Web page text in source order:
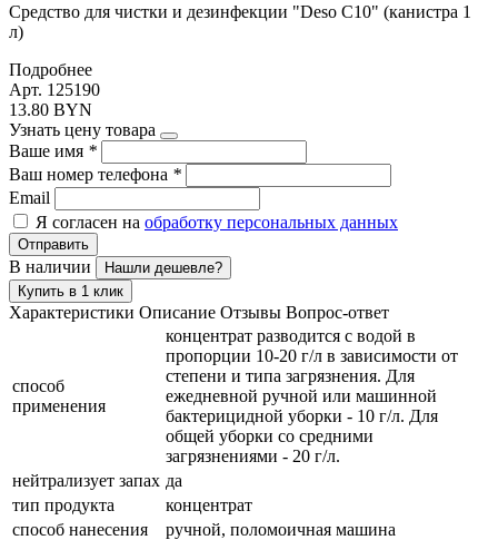
Средство для чистки и дезинфекции "Deso C10" (канистра 1
л)
Подробнее
Арт. 125190
13.80 BYN
Узнать цену товара
Ваше имя *
Ваш номер телефона *
Email
Я согласен на обработку персональных данных
Отправить
В наличии
Нашли дешевле?
Купить в 1 клик
Характеристики Описание Отзывы Вопрос-ответ
способ
применения
концентрат разводится с водой в
пропорции 10-20 г/л в зависимости от
степени и типа загрязнения. Для
ежедневной ручной или машинной
бактерицидной уборки - 10 г/л. Для
общей уборки со средними
загрязнениями - 20 г/л.
нейтрализует запах да
тип продукта
концентрат
способ нанесения
ручной, поломоичная машина